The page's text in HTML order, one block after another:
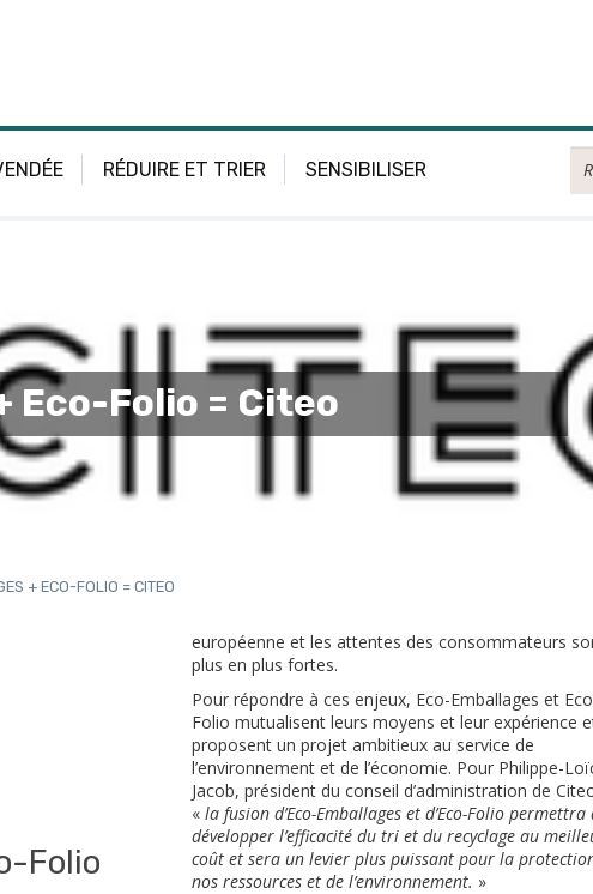
RÉDUIRE ET TRIER SENSIBILISER
Eco-Folio = Citeo
+ ECO-FOLIO = CITEO
Folio
européenne et les attentes des consommateurs
plus en plus fortes.
Pour répondre à ces enjeux, Eco-Emballages et
Folio mutualisent leurs moyens et leur expérience
proposent un projet ambitieux au service de
l’environnement et de l’économie. Pour Philippe-
Jacob, président du conseil d’administration de
« la fusion d’Eco-Emballages et d’Eco-Folio permettra
développer l’efficacité du tri et du recyclage au
coût et sera un levier plus puissant pour la
nos ressources et de l’environnement. »